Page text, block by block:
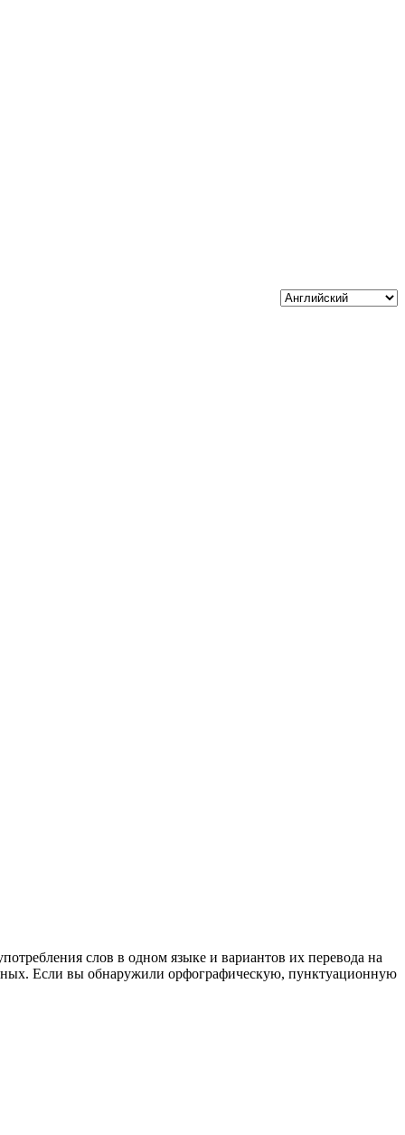
слов в одном языке и вариантов их перевода на
Если вы обнаружили орфографическую, пунктуационную